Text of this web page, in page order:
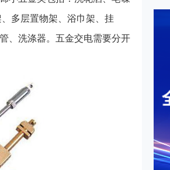
多层置物架、浴巾架、挂
、洗涤器。五金交电需要分开